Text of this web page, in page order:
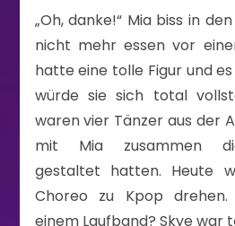
„Oh, danke!“ Mia biss in
nicht mehr essen vor
hatte eine tolle Figur und
würde sie sich total
waren vier Tänzer aus der
mit Mia zusammen
gestaltet hatten. Heute
Choreo zu Kpop
einem Laufband? Skye war